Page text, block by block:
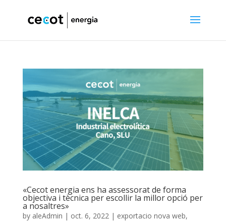
«Cecot energia ens ha assessorat de forma
objectiva i tècnica per escollir la millor opció per
a nosaltres»
by aleAdmin | oct. 6, 2022 | exportacio nova web,